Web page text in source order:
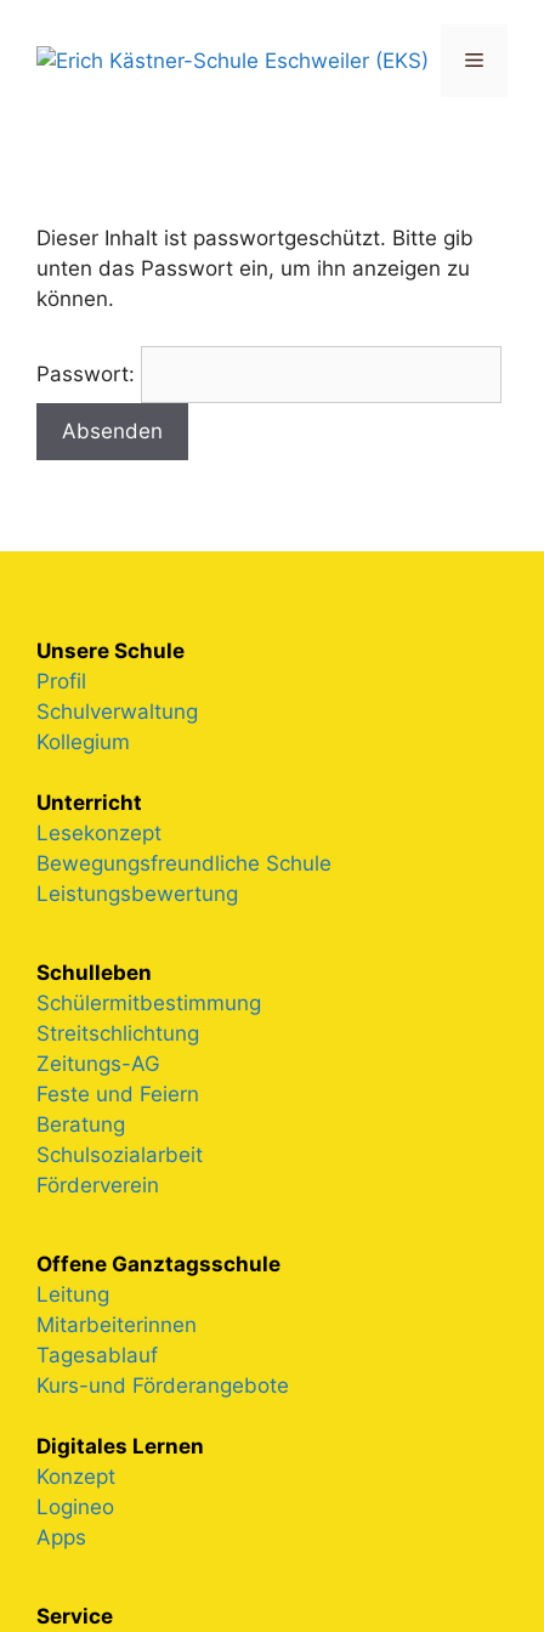
Inhalt
springen
Menü
Dieser Inhalt ist passwortgeschützt. Bitte gib
unten das Passwort ein, um ihn anzeigen zu
können.
Passwort:
Unsere Schule
Profil
Schulverwaltung
Kollegium
Unterricht
Lesekonzept
Bewegungsfreundliche Schule
Leistungsbewertung
Schulleben
Schülermitbestimmung
Streitschlichtung
Zeitungs-AG
Feste und Feiern
Beratung
Schulsozialarbeit
Förderverein
Offene Ganztagsschule
Leitung
Mitarbeiterinnen
Tagesablauf
Kurs-und Förderangebote
Digitales Lernen
Konzept
Logineo
Apps
Service